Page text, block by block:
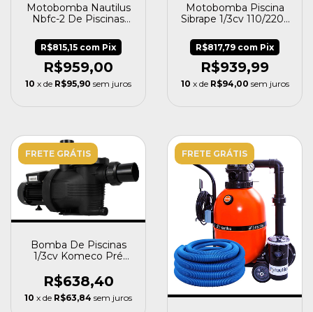
Motobomba Nautilus
Nbfc-2 De Piscinas
1/2cv
R$959,00
R$815,15 com Pix
10 x de R$95,90 sem juros
Motobomba Piscina
Sibrape 1/3cv 110/220v
R$939,99
R$817,79 com Pix
10 x de R$94,00 sem juros
FRETE GRÁTIS
Bomba De Piscinas
1/3cv Komeco Pré
R$638,40
10 x de R$63,84 sem juros
FRETE GRÁTIS